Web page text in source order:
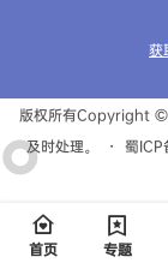
获
版权所有Copyright
及时处理。
・ 蜀
首页 专题